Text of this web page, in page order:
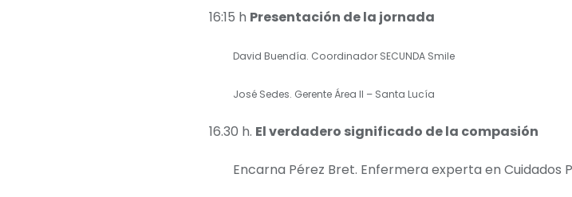
16:15 h Presentación de la jornada
David Buendía. Coordinador SECUNDA Smile
José Sedes. Gerente Área II – Santa Lucía
16.30 h. El verdadero significado de la compasión
Encarna Pérez Bret. Enfermera experta en Cuidados